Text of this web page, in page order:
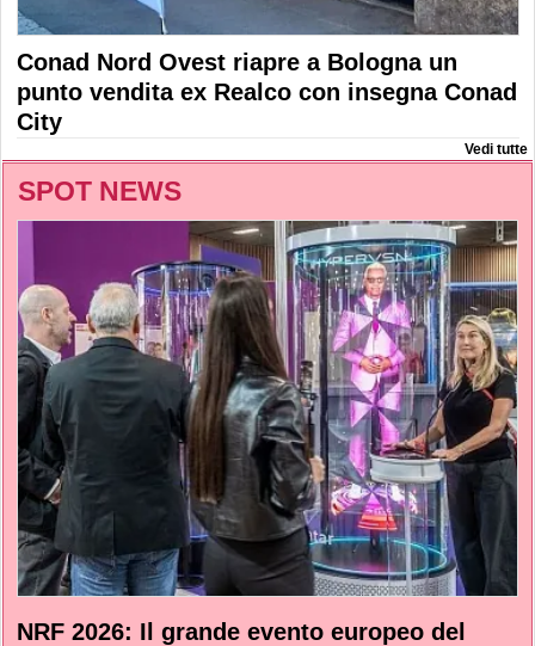
Conad Nord Ovest riapre a Bologna un
punto vendita ex Realco con insegna Conad
City
Vedi tutte
SPOT NEWS
NRF 2026: Il grande evento europeo del